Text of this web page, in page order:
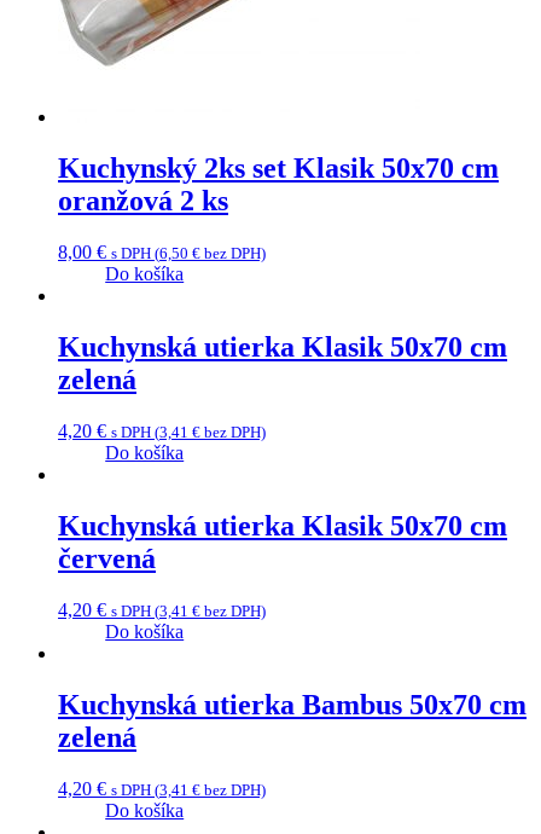
Kuchynský 2ks set Klasik 50x70 cm
oranžová 2 ks
8,00 € s DPH (6,50 € bez DPH)
Do košíka
Kuchynská utierka Klasik 50x70 cm
zelená
4,20 € s DPH (3,41 € bez DPH)
Do košíka
Kuchynská utierka Klasik 50x70 cm
červená
4,20 € s DPH (3,41 € bez DPH)
Do košíka
Kuchynská utierka Bambus 50x70 cm
zelená
4,20 € s DPH (3,41 € bez DPH)
Do košíka